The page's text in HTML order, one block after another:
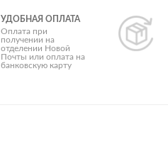
Бюджетные
УДОБНАЯ ОПЛАТА
Оплата при
получении на
отделении Новой
Почты или оплата на
банковскую карту